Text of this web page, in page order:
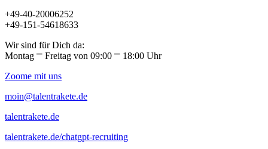
+49-40-20006252
+49-151-54618633
Wir sind für Dich da:
Montag ⎻ Freitag von 09:00 ⎻ 18:00 Uhr
Zoome mit uns
moin@talentrakete.de
talentrakete.de
talentrakete.de/chatgpt-recruiting